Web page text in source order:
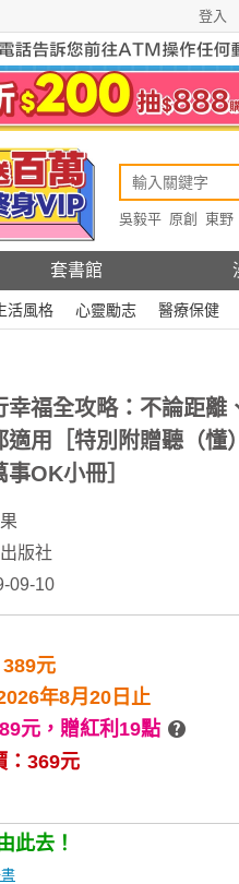
登入
吳毅平 原創 東野
套書館
活風格 心靈勵志 醫療保健
幸福全攻略：不論距離
用［特別附贈聽（懂）
OK小冊］
版社
09-10
元
年8月20日止
元， 贈紅利19點
：369元
此去！